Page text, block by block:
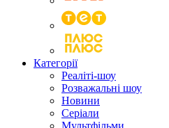
Категорії
Реаліті-шоу
Розважальні шоу
Новини
Серіали
Мультфільми